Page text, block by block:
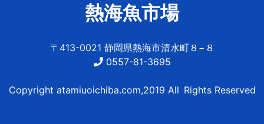
熱海魚市場
〒413-0021 静岡県熱海市清水町８−８
0557-81-3695
Copyright atamiuoichiba.com,2019 All Rights Reserved